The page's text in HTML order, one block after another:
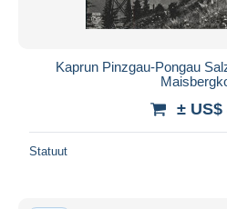
Kaprun Pinzgau-Pongau
± US$
Statuut